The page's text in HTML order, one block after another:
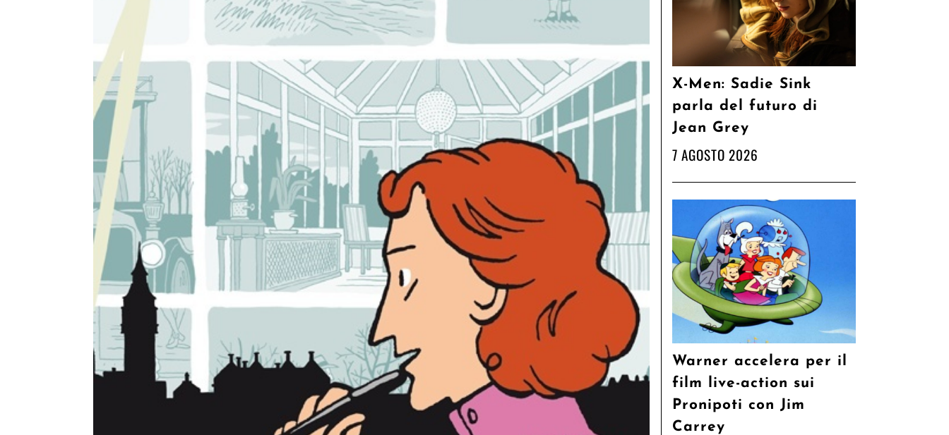
X-Men: Sadie Sink
parla del futuro di
Jean Grey
7 AGOSTO 2026
Warner accelera per il
film live-action sui
Pronipoti con Jim
Carrey